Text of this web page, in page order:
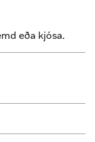
eða kjósa.